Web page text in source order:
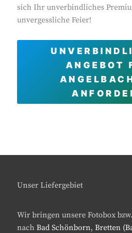
sich Ihr unverbindliches
unvergessliche Feier!
ANGEBOT
Unser Liefergebiet
Wir bringen unsere Fotobox
nach Bad Schönborn, Bretten